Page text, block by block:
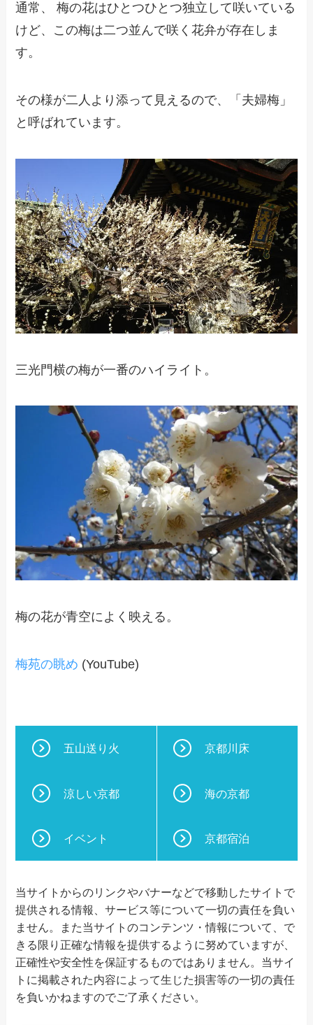
通常、 梅の花はひとつひとつ独立して咲いている
けど、この梅は二つ並んで咲く花弁が存在しま
す。
その様が二人より添って見えるので、「夫婦梅」
と呼ばれています。
三光門横の梅が一番のハイライト。
梅の花が青空によく映える。
梅苑の眺め (YouTube)
五山送り火 京都川床
涼しい京都 海の京都
イベント 京都宿泊
当サイトからのリンクやバナーなどで移動したサイトで
提供される情報、サービス等について一切の責任を負い
ません。また当サイトのコンテンツ・情報について、で
きる限り正確な情報を提供するように努めていますが、
正確性や安全性を保証するものではありません。当サイ
トに掲載された内容によって生じた損害等の一切の責任
を負いかねますのでご了承ください。